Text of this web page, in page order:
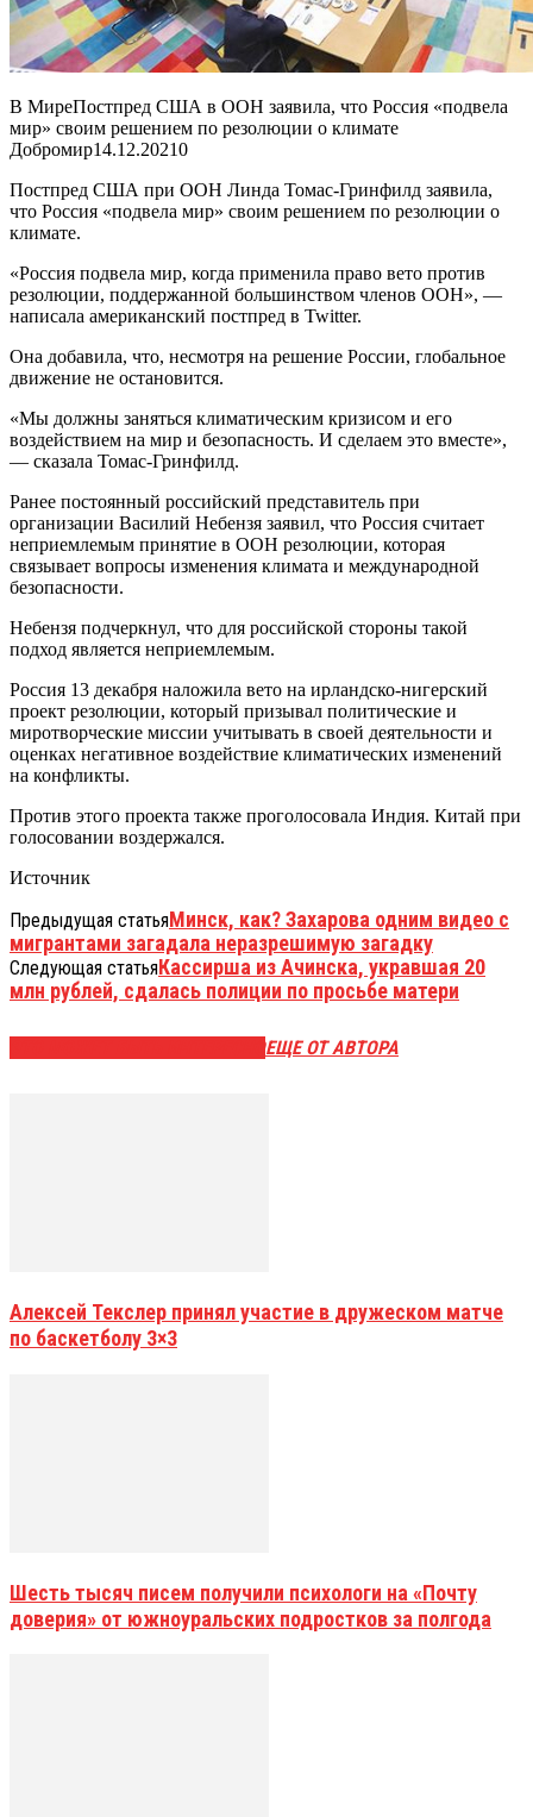
В МиреПостпред США в ООН заявила, что Россия «подвела
мир» своим решением по резолюции о климате
Добромир14.12.20210
Постпред США при ООН Линда Томас-Гринфилд заявила,
что Россия «подвела мир» своим решением по резолюции о
климате.
«Россия подвела мир, когда применила право вето против
резолюции, поддержанной большинством членов ООН», —
написала американский постпред в Twitter.
Она добавила, что, несмотря на решение России, глобальное
движение не остановится.
«Мы должны заняться климатическим кризисом и его
воздействием на мир и безопасность. И сделаем это вместе»,
— сказала Томас-Гринфилд.
Ранее постоянный российский представитель при
организации Василий Небензя заявил, что Россия считает
неприемлемым принятие в ООН резолюции, которая
связывает вопросы изменения климата и международной
безопасности.
Небензя подчеркнул, что для российской стороны такой
подход является неприемлемым.
Россия 13 декабря наложила вето на ирландско-нигерский
проект резолюции, который призывал политические и
миротворческие миссии учитывать в своей деятельности и
оценках негативное воздействие климатических изменений
на конфликты.
Против этого проекта также проголосовала Индия. Китай при
голосовании воздержался.
Источник
Предыдущая статьяМинск, как? Захарова одним видео с
мигрантами загадала неразрешимую загадку
Следующая статьяКассирша из Ачинска, укравшая 20
млн рублей, сдалась полиции по просьбе матери
ЕЩЕ ОТ АВТОРА
Алексей Текслер принял участие в дружеском матче
по баскетболу 3×3
Шесть тысяч писем получили психологи на «Почту
доверия» от южноуральских подростков за полгода